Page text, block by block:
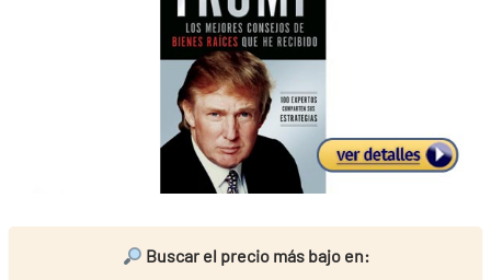
Buscar el precio más bajo en: